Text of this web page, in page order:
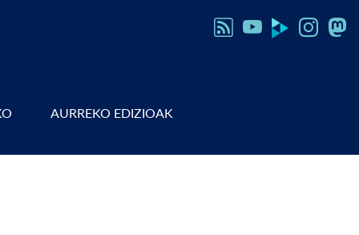
AURREKO EDIZIOAK